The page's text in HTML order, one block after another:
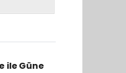
ile Güne